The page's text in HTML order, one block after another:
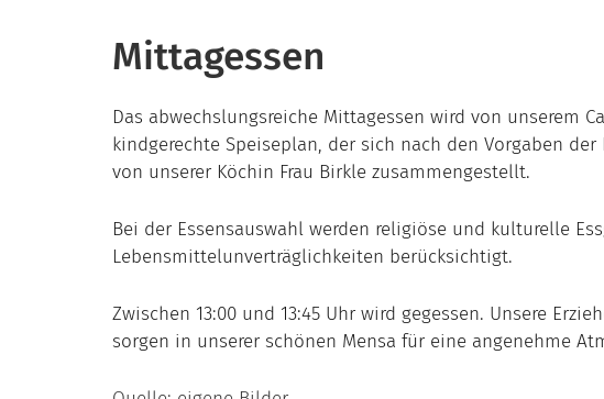
Mittagessen
Das abwechslungsreiche Mittagessen wird von unserem
kindgerechte Speiseplan, der sich nach den Vorgaben
von unserer Köchin Frau Birkle zusammengestellt.
Bei der Essensauswahl werden religiöse und kulturelle
Lebensmittelunverträglichkeiten berücksichtigt.
Zwischen 13:00 und 13:45 Uhr wird gegessen. Unsere
sorgen in unserer schönen Mensa für eine angenehme